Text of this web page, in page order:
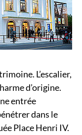
L’escalier,
d’origine.
entrée
dans le
Place Henri IV.